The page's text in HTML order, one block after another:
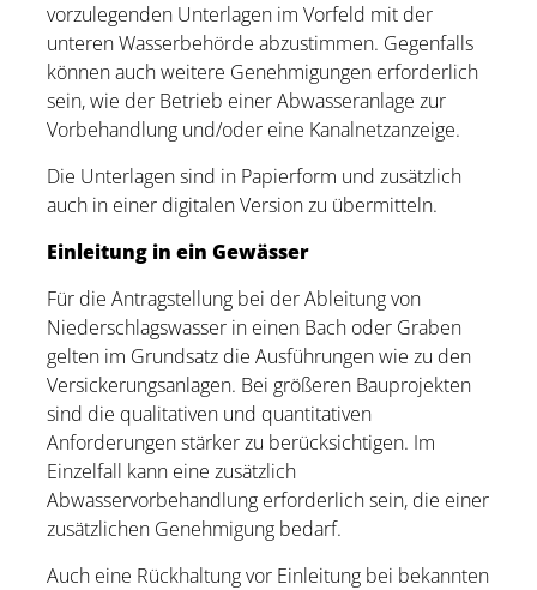
vorzulegenden Unterlagen im Vorfeld mit der
unteren Wasserbehörde abzustimmen. Gegenfalls
können auch weitere Genehmigungen erforderlich
sein, wie der Betrieb einer Abwasseranlage zur
Vorbehandlung und/oder eine Kanalnetzanzeige.
Die Unterlagen sind in Papierform und zusätzlich
auch in einer digitalen Version zu übermitteln.
Einleitung in ein Gewässer
Für die Antragstellung bei der Ableitung von
Niederschlagswasser in einen Bach oder Graben
gelten im Grundsatz die Ausführungen wie zu den
Versickerungsanlagen. Bei größeren Bauprojekten
sind die qualitativen und quantitativen
Anforderungen stärker zu berücksichtigen. Im
Einzelfall kann eine zusätzlich
Abwasservorbehandlung erforderlich sein, die einer
zusätzlichen Genehmigung bedarf.
Auch eine Rückhaltung vor Einleitung bei bekannten